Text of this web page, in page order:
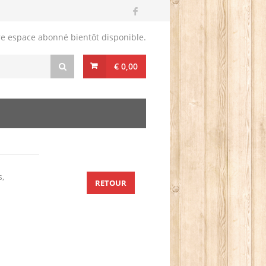
espace abonné bientôt disponible.
€ 0,00
RETOUR